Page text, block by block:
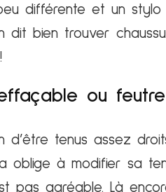
différente et un
dit bien trouver
ou feutre
d’être tenus assez
oblige à modifier sa
pas agréable. Là